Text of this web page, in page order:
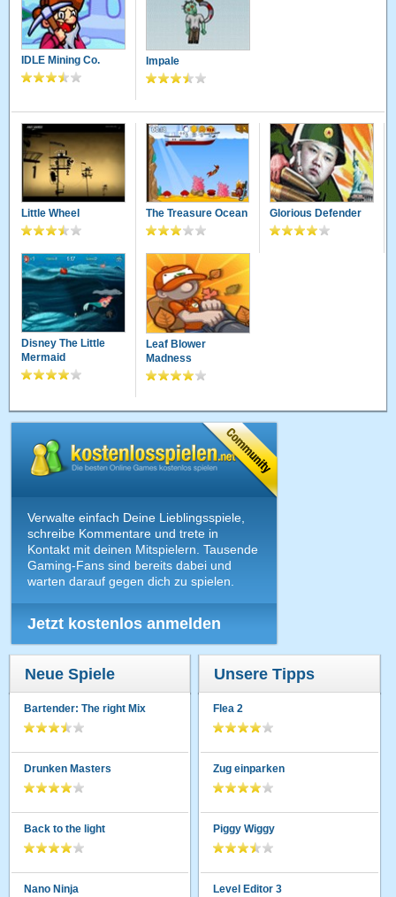
IDLE Mining Co. Impale
Little Wheel The Treasure Ocean Glorious Defender
Disney The Little
Mermaid
Leaf Blower
Madness
Verwalte einfach Deine Lieblingsspiele,
schreibe Kommentare und trete in
Kontakt mit deinen Mitspielern. Tausende
Gaming-Fans sind bereits dabei und
warten darauf gegen dich zu spielen.
Jetzt kostenlos anmelden
Neue Spiele
Bartender: The right Mix
Drunken Masters
Back to the light
Nano Ninja
Unsere Tipps
Flea 2
Zug einparken
Piggy Wiggy
Level Editor 3